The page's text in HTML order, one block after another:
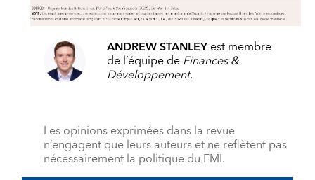
ANDREW STANLEYest membre
de l’équipe deFinances &
Développement.
Les opinions exprimées dans la revue
n’engagent que leurs auteurs et ne reflètent pas
nécessairement la politique du FMI.